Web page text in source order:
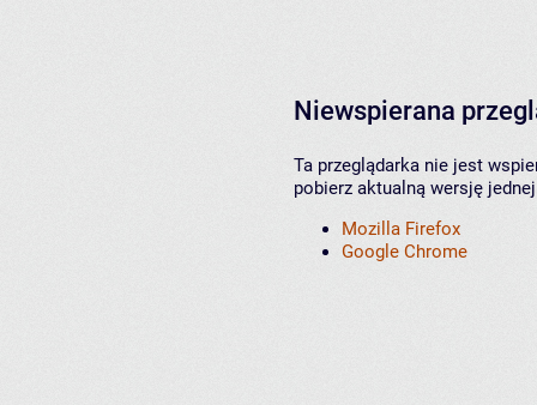
Niewspierana
Ta przeglądarka nie jest
pobierz aktualną wersję
Mozilla Firefox
Google Chrome